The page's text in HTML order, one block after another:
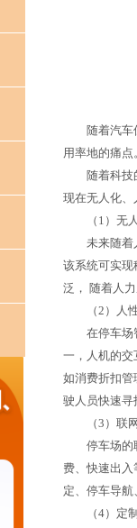
随着汽车保
用率地的痛点
随着科技的
现在无人化、
（1）无
未来随着人
该系统可实现
泛， 随着人
（2）人
在停车场智
一，人机的交
如消费折扣管
驶人员快速寻
（3）联
停车场的联
费、快速出
定、停车导航
（4）定